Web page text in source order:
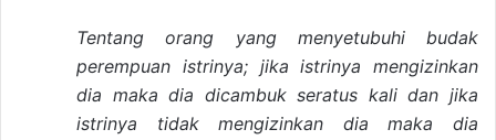
Tentang orang yang menyetubuhi budak
perempuan istrinya; jika istrinya mengizinkan
dia maka dia dicambuk seratus kali dan jika
istrinya tidak mengizinkan dia maka dia